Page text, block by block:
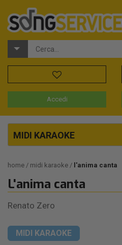
Accedi
MIDI KARAOKE
home midi karaoke l'anima canta
L'anima canta
Renato Zero
MIDI KARAOKE